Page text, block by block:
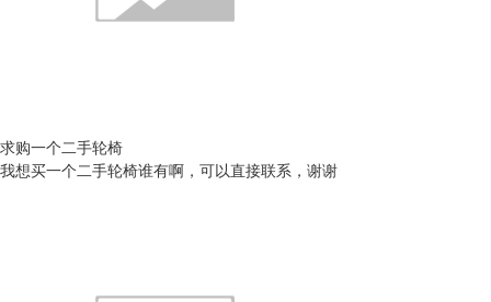
求购一个二手轮椅
我想买一个二手轮椅谁有啊，可以直接联系，谢谢